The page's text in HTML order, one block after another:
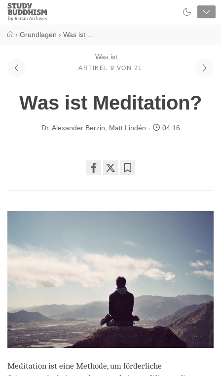
Close
Study
Buddhism
› Grundlagen › Was ist ...
Was ist ...
ARTIKEL 9 VON 21
Was ist Meditation?
Dr. Alexander Berzin Matt Lindén 04:16
on
Meditation ist eine Methode, um förderliche